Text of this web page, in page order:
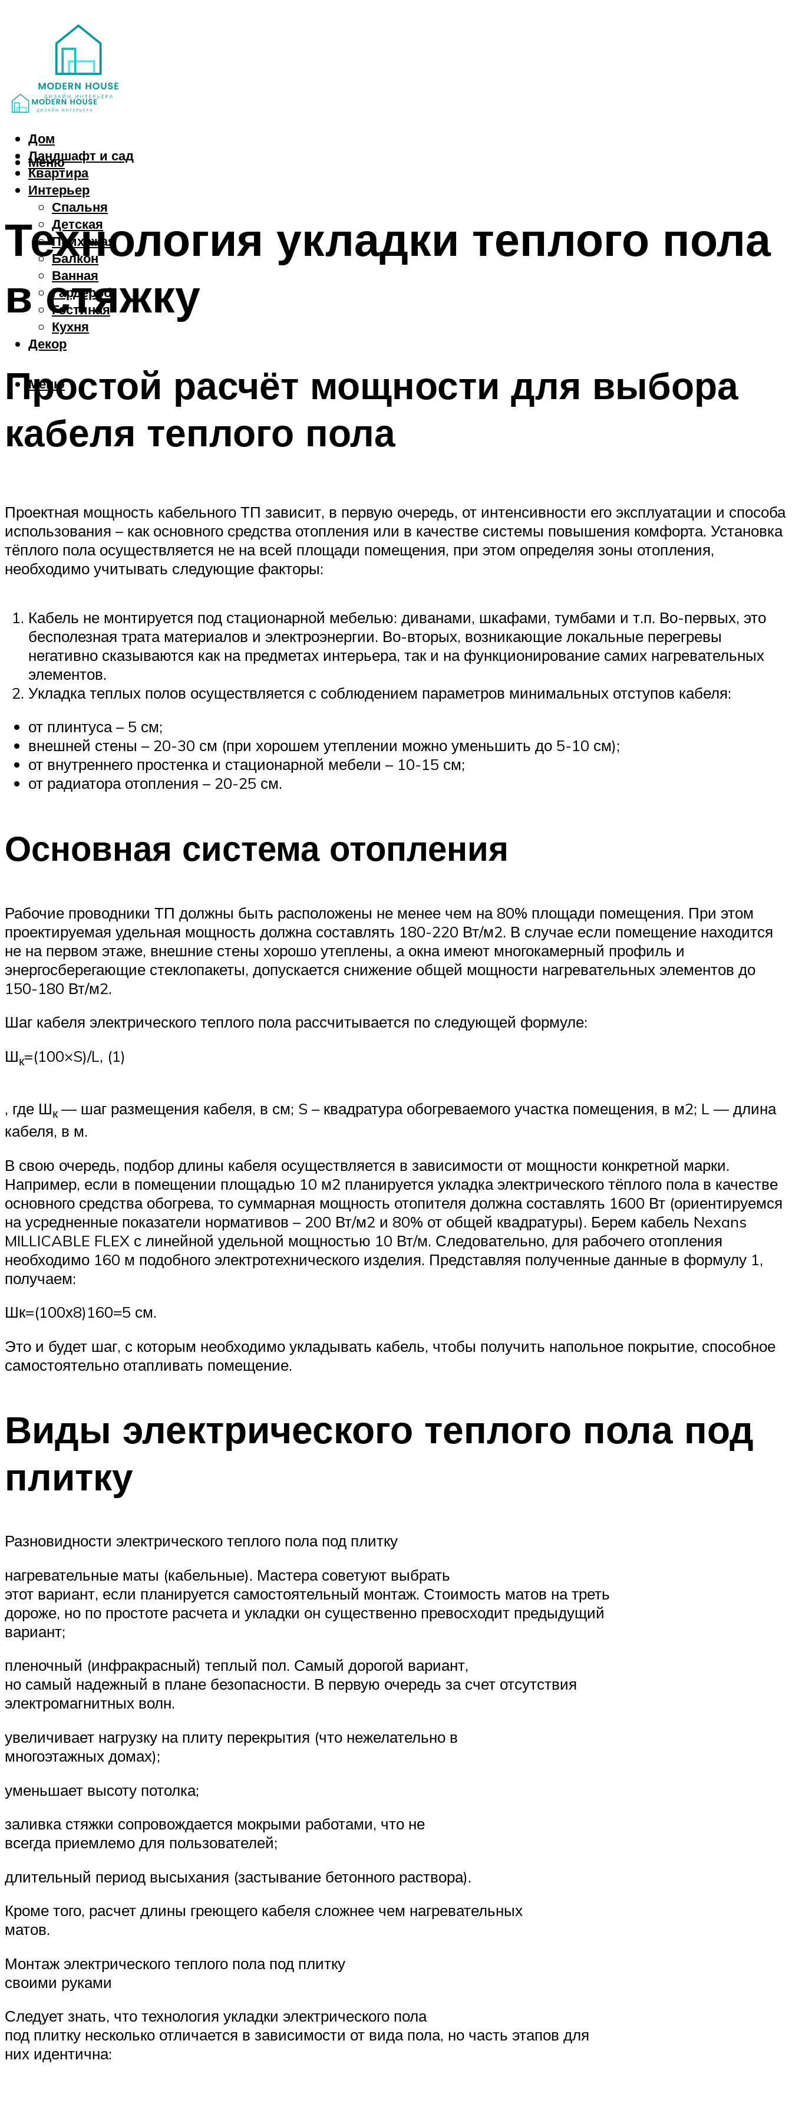
Дом
Ландшафт и сад
Квартира
Интерьер
Спальня
Детская
Прихожая
Балкон
Ванная
Гардероб
Гостиная
Кухня
Декор
Меню
Меню
Технология укладки теплого пола
в стяжку
Простой расчёт мощности для выбора
кабеля теплого пола
Проектная мощность кабельного ТП зависит, в первую очередь, от интенсивности его эксплуатации и способа
использования – как основного средства отопления или в качестве системы повышения комфорта. Установка
тёплого пола осуществляется не на всей площади помещения, при этом определяя зоны отопления,
необходимо учитывать следующие факторы:
Кабель не монтируется под стационарной мебелью: диванами, шкафами, тумбами и т.п. Во-первых, это
бесполезная трата материалов и электроэнергии. Во-вторых, возникающие локальные перегревы
негативно сказываются как на предметах интерьера, так и на функционирование самих нагревательных
элементов.
Укладка теплых полов осуществляется с соблюдением параметров минимальных отступов кабеля:
от плинтуса – 5 см;
внешней стены – 20-30 см (при хорошем утеплении можно уменьшить до 5-10 см);
от внутреннего простенка и стационарной мебели – 10-15 см;
от радиатора отопления – 20-25 см.
Основная система отопления
Рабочие проводники ТП должны быть расположены не менее чем на 80% площади помещения. При этом
проектируемая удельная мощность должна составлять 180-220 Вт/м2. В случае если помещение находится
не на первом этаже, внешние стены хорошо утеплены, а окна имеют многокамерный профиль и
энергосберегающие стеклопакеты, допускается снижение общей мощности нагревательных элементов до
150-180 Вт/м2.
Шаг кабеля электрического теплого пола рассчитывается по следующей формуле:
Шк=(100×S)/L, (1)
, где Шк — шаг размещения кабеля, в см; S – квадратура обогреваемого участка помещения, в м2; L — длина
кабеля, в м.
В свою очередь, подбор длины кабеля осуществляется в зависимости от мощности конкретной марки.
Например, если в помещении площадью 10 м2 планируется укладка электрического тёплого пола в качестве
основного средства обогрева, то суммарная мощность отопителя должна составлять 1600 Вт (ориентируемся
на усредненные показатели нормативов – 200 Вт/м2 и 80% от общей квадратуры). Берем кабель Nexans
MILLICABLE FLEX с линейной удельной мощностью 10 Вт/м. Следовательно, для рабочего отопления
необходимо 160 м подобного электротехнического изделия. Представляя полученные данные в формулу 1,
получаем:
Шк=(100х8)160=5 см.
Это и будет шаг, с которым необходимо укладывать кабель, чтобы получить напольное покрытие, способное
самостоятельно отапливать помещение.
Виды электрического теплого пола под
плитку
Разновидности электрического теплого пола под плитку
нагревательные маты (кабельные). Мастера советуют выбрать
этот вариант, если планируется самостоятельный монтаж. Стоимость матов на треть
дороже, но по простоте расчета и укладки он существенно превосходит предыдущий
вариант;
пленочный (инфракрасный) теплый пол. Самый дорогой вариант,
но самый надежный в плане безопасности. В первую очередь за счет отсутствия
электромагнитных волн.
увеличивает нагрузку на плиту перекрытия (что нежелательно в
многоэтажных домах);
уменьшает высоту потолка;
заливка стяжки сопровождается мокрыми работами, что не
всегда приемлемо для пользователей;
длительный период высыхания (застывание бетонного раствора).
Кроме того, расчет длины греющего кабеля сложнее чем нагревательных
матов.
Монтаж электрического теплого пола под плитку
своими руками
Следует знать, что технология укладки электрического пола
под плитку несколько отличается в зависимости от вида пола, но часть этапов для
них идентична: